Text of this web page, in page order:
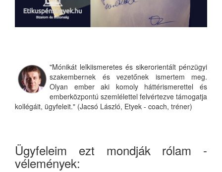
"Mónikát lelkiismeretes és sikerorientált pénzügyi
szakembernek és vezetőnek ismertem meg.
Olyan ember aki komoly háttérismerettel és
emberközpontú szemlélettel felvértezve támogatja
kollégáit, ügyfeleit." (Jacsó László, Etyek - coach, tréner)
Ügyfeleim ezt mondják rólam -
vélemények: